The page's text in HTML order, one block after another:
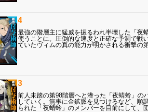
4
最強の階層主に猛威を振るわれ半壊した「夜
使うことに。圧倒的な速度と正確な予測で戦
ていたヴィムの真の能力が明かされる衝撃の
3
前人未踏の第98階層へと潜った「夜蜻蛉」の
していく。無事に金鉱脈を見つけるなど、
られた「夜蜻蛉」のメンバーを目前にして、